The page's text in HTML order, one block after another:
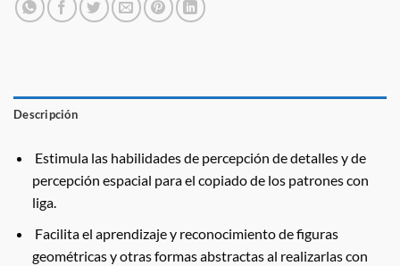
Descripción
Estimula las habilidades de percepción de detalles y de
percepción espacial para el copiado de los patrones con
liga.
Facilita el aprendizaje y reconocimiento de figuras
geométricas y otras formas abstractas al realizarlas con